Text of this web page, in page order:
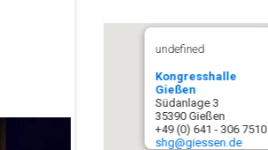
undefined
Kongresshalle
Gießen
Südanlage 3
35390 Gießen
+49 (0) 641 - 306 7510
shg@giessen.de